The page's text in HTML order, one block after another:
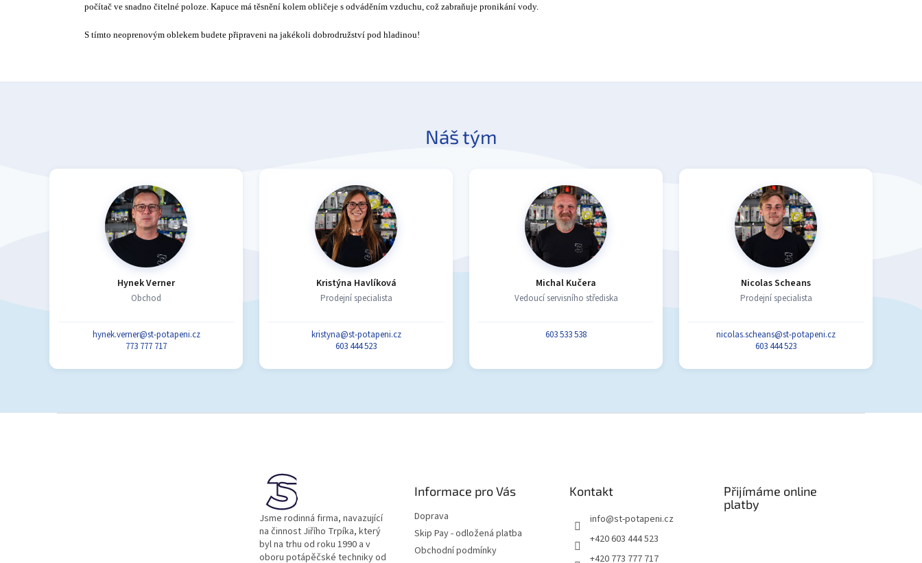
počítač ve snadno čitelné poloze. Kapuce má těsnění kolem obličeje s odváděním vzduchu, což zabraňuje pronikání vody.
S tímto neoprenovým oblekem budete připraveni na jakékoli dobrodružství pod hladinou!
Náš tým
Hynek Verner
Obchod
hynek.verner@st-potapeni.cz
773 777 717
Kristýna Havlíková
Prodejní specialista
kristyna@st-potapeni.cz
603 444 523
Michal Kučera
Vedoucí servisního střediska
603 533 538
Nicolas Scheans
Prodejní specialista
nicolas.scheans@st-potapeni.cz
603 444 523
Jsme rodinná firma, navazující
na činnost Jiřího Trpíka, který
byl na trhu od roku 1990 a v
oboru potápěčské techniky od
Informace pro Vás
Doprava
Skip Pay - odložená platba
Obchodní podmínky
Kontakt
info@st-potapeni.cz
+420 603 444 523
+420 773 777 717
Přijímáme online
platby